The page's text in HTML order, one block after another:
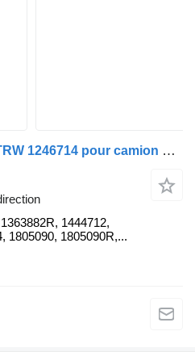
Crémaillère de direction TRW 1246714 pour camion DAF CF
1444712,
1805090, 1805090R,...